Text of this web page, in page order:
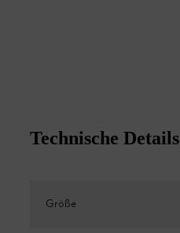
Technische Details
Größe